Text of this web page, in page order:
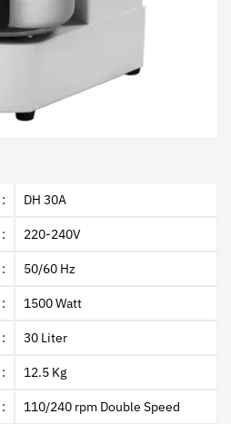
: DH 30A
: 220-240V
: 50/60 Hz
: 1500 Watt
: 30 Liter
: 12.5 Kg
: 110/240 rpm Double Speed